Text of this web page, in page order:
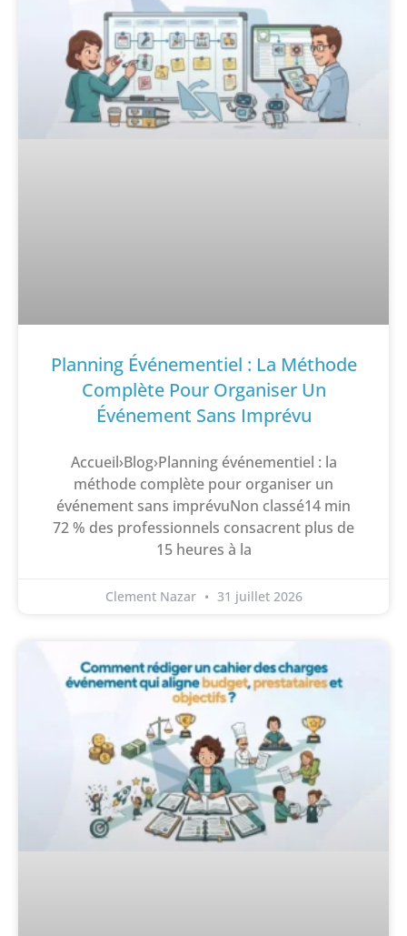
Planning Événementiel : La Méthode
Complète Pour Organiser Un
Événement Sans Imprévu
Accueil›Blog›Planning événementiel : la
méthode complète pour organiser un
événement sans imprévuNon classé14 min
72 % des professionnels consacrent plus de
15 heures à la
Clement Nazar 31 juillet 2026